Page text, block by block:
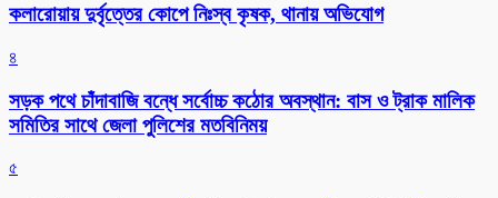
কলারোয়ায় দুর্বৃত্তের কোপে নিঃস্ব কৃষক, থানায় অভিযোগ
৪
সড়ক পথে চাঁদাবাজি বন্ধে সর্বোচ্চ কঠোর অবস্থান: বাস ও ট্রাক মালিক
সমিতির সাথে জেলা পুলিশের মতবিনিময়
৫